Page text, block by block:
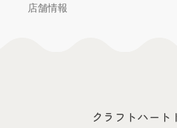
店舗情報
クラフトハート